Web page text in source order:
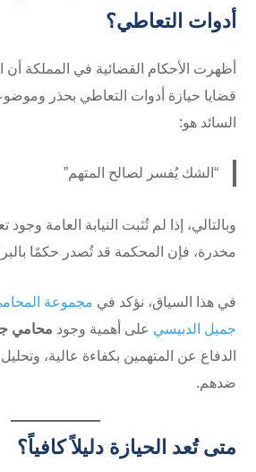
أدوات التعاطي؟
أظهرت الأحكام القضائية في المملكة أن
قضايا حيازة أدوات التعاطي بحذر
السائد هو:
“الشك يُفسر لصالح المتهم”
وبالتالي، إذا لم تُثبت النيابة العامة
مخدرة، فإن المحكمة قد تُصدر حكمًا
في هذا السياق، نؤكد في مجموعة
جميل الدبيسي على أهمية وجود محامي
الدفاع عن المتهمين بكفاءة عالية، وتحليل
ضدهم.
متى تُعد الحيازة دليلاً كافياً؟